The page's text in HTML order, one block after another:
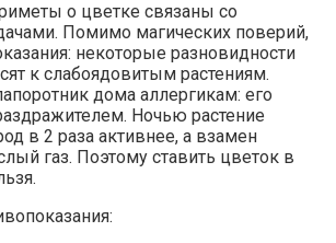
о цветке связаны со
Помимо магических поверий,
некоторые разновидности
к слабоядовитым растениям.
дома аллергикам: его
Ночью растение
в 2 раза активнее, а взамен
газ. Поэтому ставить цветок в